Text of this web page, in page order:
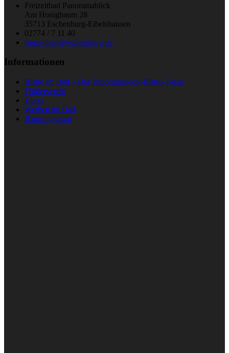
Freizeitbad Panoramablick
Am Honigbaum 28
35713 Eschenburg-Eibelshausen
02774 / 7 11 40
freizeitbad@eschenburg.de
Informationen
Bistro im Bad – Das Panoramablick-Bistro-Team
Förderverein
Kurse
Werben im Bad
Bauprogramm